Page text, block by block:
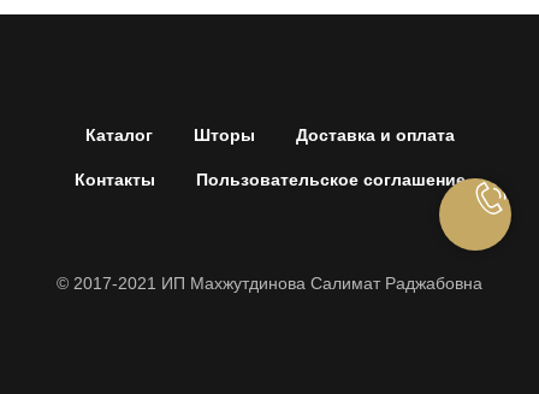
Каталог Шторы Доставка и оплата
Контакты Пользовательское соглашение
© 2017-2021 ИП Махжутдинова Салимат Раджабовна